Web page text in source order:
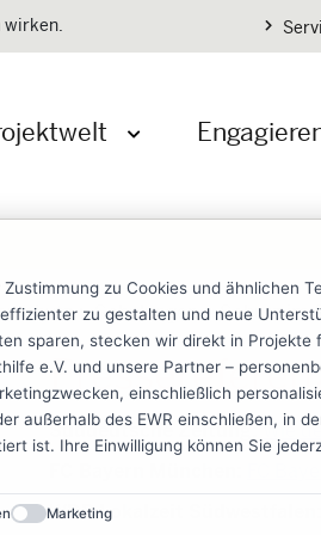
zu Cookies und ähnlichen
zu gestalten und neue
sparen, stecken wir direkt in Projekte
e.V. und unsere Partner –
einschließlich
außerhalb des EWR einschließen, in
ist. Ihre Einwilligung können Sie
Marketing
wirken.
Schulungen Schutz im
Süddeutsche Zeitung: Wie
FC
WDR Lokalzeit Südwestfalen: